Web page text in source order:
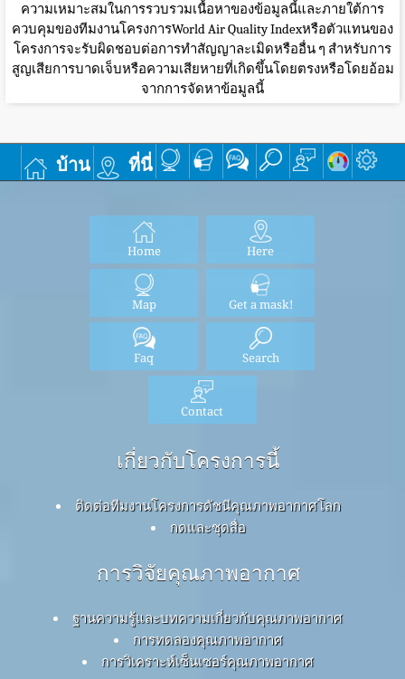
ความเหมาะสมในการรวบรวมเนื้อหาของข้อมูลนี้และภายใต้การ
ควบคุมของทีมงานโครงการWorld Air Quality Indexหรือตัวแทนของ
โครงการจะรับผิดชอบต่อการทำสัญญาละเมิดหรืออื่น ๆ สำหรับการ
สูญเสียการบาดเจ็บหรือความเสียหายที่เกิดขึ้นโดยตรงหรือโดยอ้อม
จากการจัดหาข้อมูลนี้
บ้าน ที่นี่
Home Here
Map Get a mask!
Faq Search
Contact
เกี่ยวกับโครงการนี้
ติดต่อทีมงานโครงการดัชนีคุณภาพอากาศโลก
กดและชุดสื่อ
การวิจัยคุณภาพอากาศ
ฐานความรู้และบทความเกี่ยวกับคุณภาพอากาศ
การทดลองคุณภาพอากาศ
การวิเคราะห์เซ็นเซอร์คุณภาพอากาศ